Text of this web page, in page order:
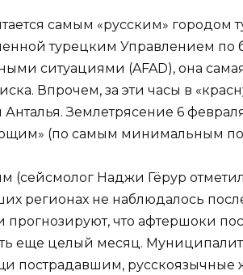
самым «русским» городом
турецким Управлением
ситуациями (AFAD), она самая
Впрочем, за эти часы в
Землетрясение 6
(по самым минимальным
(сейсмолог Наджи Гёрур
регионах не наблюдалось
прогнозируют, что афтершоки
еще целый месяц.
пострадавшим, русскоязычные